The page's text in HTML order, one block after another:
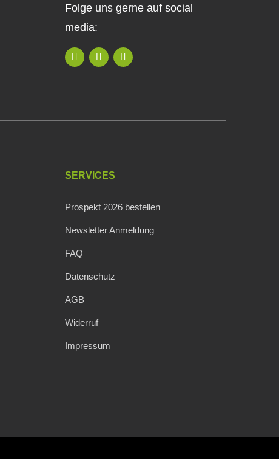
Folge uns gerne auf social
media:
SERVICES
Prospekt 2026 bestellen
Newsletter Anmeldung
FAQ
Datenschutz
AGB
Widerruf
Impressum